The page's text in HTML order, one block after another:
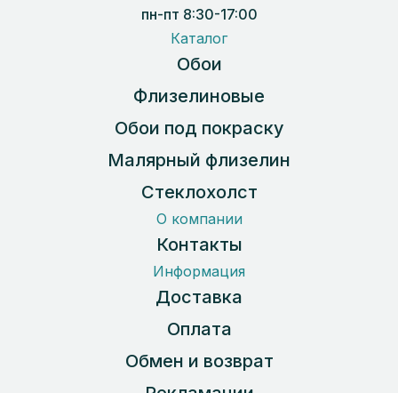
пн-пт 8:30-17:00
Каталог
Обои
Флизелиновые
Обои под покраску
Малярный флизелин
Стеклохолст
О компании
Контакты
Информация
Доставка
Оплата
Обмен и возврат